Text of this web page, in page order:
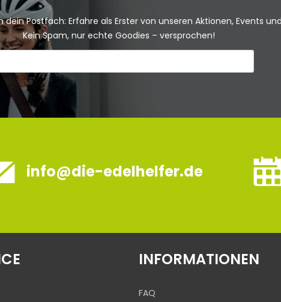
dein Postfach: Erfahre als Erster von unseren Aktionen, Events
Kein Spam, nur echte Goodies – versprochen!
info@die-edelhelfer.de
INFORMATIONEN
FAQ